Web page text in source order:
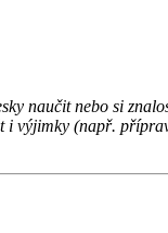
naučit nebo si
i výjimky (např.